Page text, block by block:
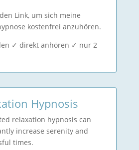
Link, um sich meine
kostenfrei anzuhören.
✓ direkt anhören ✓ nur 2
Hypnosis
relaxation hypnosis can
increase serenity and
times.